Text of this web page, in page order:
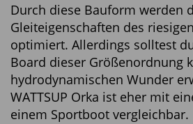
Durch diese Bauform werden
Gleiteigenschaften des
optimiert. Allerdings solltest
Board dieser Größenordnung
hydrodynamischen Wunder
WATTSUP Orka ist eher mit
einem Sportboot vergleichbar.